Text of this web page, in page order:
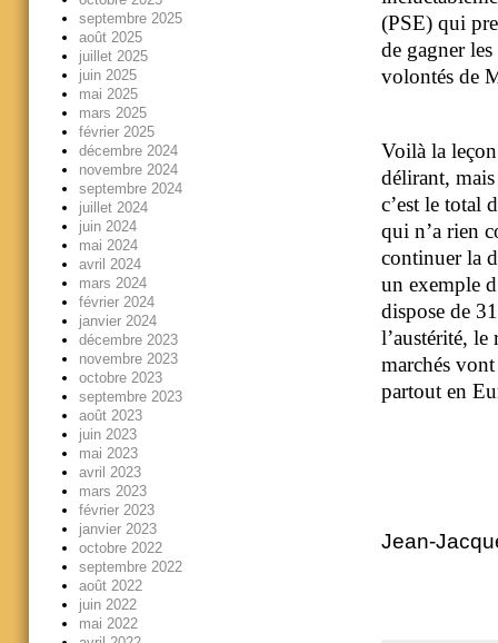
(PSE) qui
de gagner
volontés de
Voilà la
délirant,
c’est le total
qui n’a rien
continuer la
un exemple
dispose de
l’austérité, le
marchés
partout en
Jean-
septembre 2025
août 2025
juillet 2025
juin 2025
mai 2025
mars 2025
février 2025
décembre 2024
novembre 2024
septembre 2024
juillet 2024
juin 2024
mai 2024
avril 2024
mars 2024
février 2024
janvier 2024
décembre 2023
novembre 2023
octobre 2023
septembre 2023
août 2023
juin 2023
mai 2023
avril 2023
mars 2023
février 2023
janvier 2023
octobre 2022
septembre 2022
août 2022
juin 2022
mai 2022